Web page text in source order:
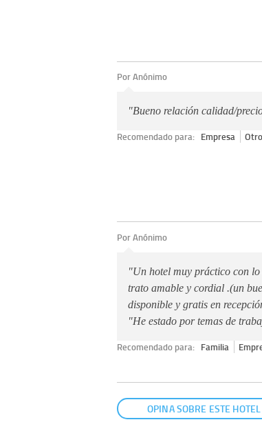
Por Anónimo
"Bueno relación calidad/
Recomendado para: Empresa
Por Anónimo
"Un hotel muy práctico con
trato amable y cordial .(un
disponible y gratis en
"He estado por temas de
Recomendado para: Familia
OPINA SOBRE ESTE HOTEL